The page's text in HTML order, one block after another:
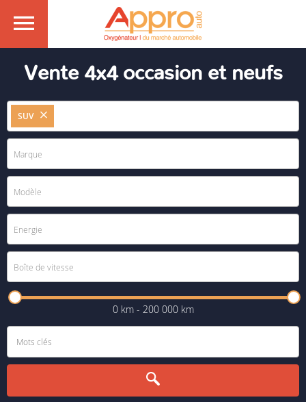
Vente 4x4 occasion et neufs
SUV
0 km - 200 000 km